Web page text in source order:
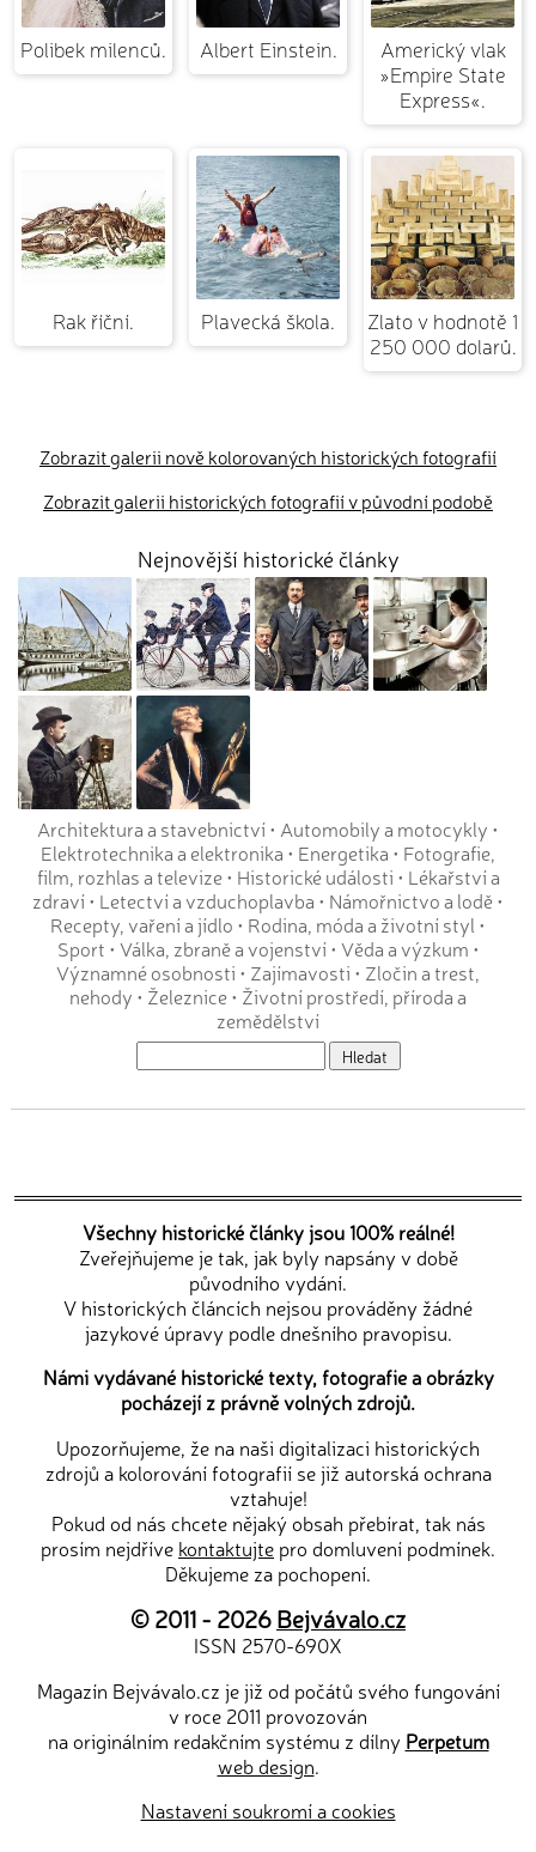
Polibek milenců. Albert Einstein.
Americký vlak
»Empire State
Express«.
Rak říční. Plavecká škola.
Zlato v hodnotě 1
250 000 dolarů.
Zobrazit galerii nově kolorovaných historických fotografií
Zobrazit galerii historických fotografií v původní podobě
Nejnovější historické články
Architektura a stavebnictví• Automobily a motocykly •
Elektrotechnika a elektronika • Energetika • Fotografie,
film, rozhlas a televize• Historické události • Lékařství a
zdraví• Letectví a vzduchoplavba • Námořnictvo a lodě•
Recepty, vaření a jídlo • Rodina, móda a životní styl •
Sport • Válka, zbraně a vojenství• Věda a výzkum •
Významné osobnosti • Zajímavosti • Zločin a trest,
nehody • Železnice• Životní prostředí, příroda a
zemědělství
Všechny historické články jsou 100% reálné!
Zveřejňujeme je tak, jak byly napsány v době
původního vydání.
V historických článcích nejsou prováděny žádné
jazykové úpravy podle dnešního pravopisu.
Námi vydávané historické texty, fotografie a obrázky
pocházejí z právně volných zdrojů.
Upozorňujeme, že na naši digitalizaci historických
zdrojů a kolorování fotografií se již autorská ochrana
vztahuje!
Pokud od nás chcete nějaký obsah přebírat, tak nás
prosím nejdříve kontaktujte pro domluvení podmínek.
Děkujeme za pochopení.
© 2011 - 2026Bejvávalo.cz
ISSN 2570-690X
Magazín Bejvávalo.cz je již od počátů svého fungování
v roce 2011 provozován
na originálním redakčním systému z dílny Perpetum
web design.
Nastavení soukromí a cookies